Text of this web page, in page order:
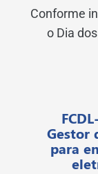
Conforme
o Dia
Gestor
para